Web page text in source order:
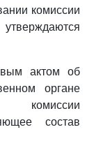
комиссии
актом об
органе
комиссии
состав